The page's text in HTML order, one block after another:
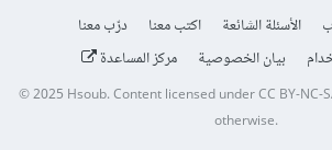
الأسئلة الشائعة اكتب معنا
درّب معنا
بيان الخصوصية مركز المساعدة
© 2025Hsoub.Content licensed underCC BY-NC-
otherwise.